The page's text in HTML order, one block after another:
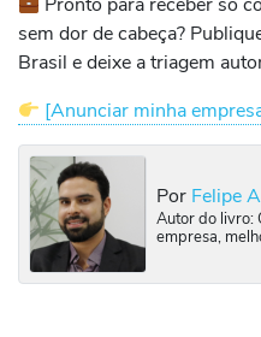
sem dor de cabeça?
Brasil e deixe a triagem
[Anunciar minha
Por Felipe
Autor do livro:
empresa,